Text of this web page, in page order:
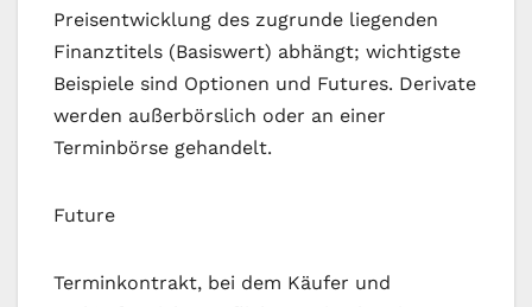
Preisentwicklung des zugrunde liegenden
Finanztitels (Basiswert) abhängt; wichtigste
Beispiele sind Optionen und Futures. Derivate
werden außerbörslich oder an einer
Terminbörse gehandelt.
Future
Terminkontrakt, bei dem Käufer und